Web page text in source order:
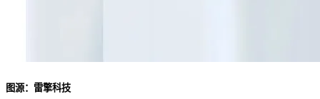
图源：雷擎科技